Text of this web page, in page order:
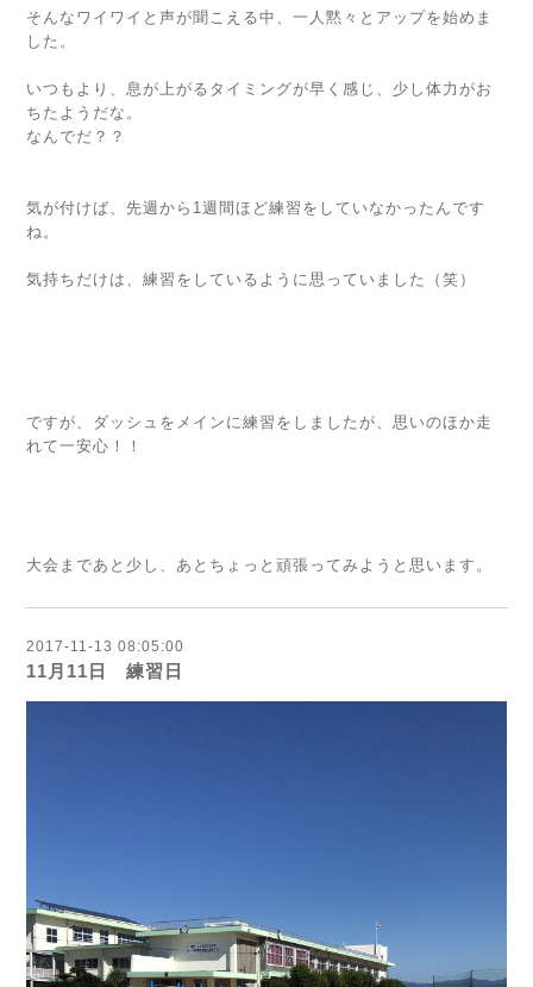
そんなワイワイと声が聞こえる中、一人黙々とアップを始めま
した。
いつもより、息が上がるタイミングが早く感じ、少し体力がお
ちたようだな。
なんでだ？？
気が付けば、先週から1週間ほど練習をしていなかったんです
ね。
気持ちだけは、練習をしているように思っていました（笑）
ですが、ダッシュをメインに練習をしましたが、思いのほか走
れて一安心！！
大会まであと少し、あとちょっと頑張ってみようと思います。
2017-11-13 08:05:00
11月11日 練習日